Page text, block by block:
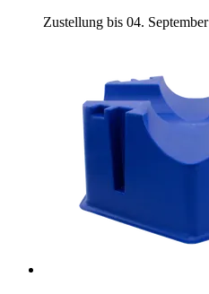
Zustellung bis 04. September